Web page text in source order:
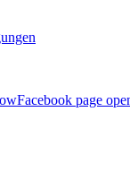
Facebook page